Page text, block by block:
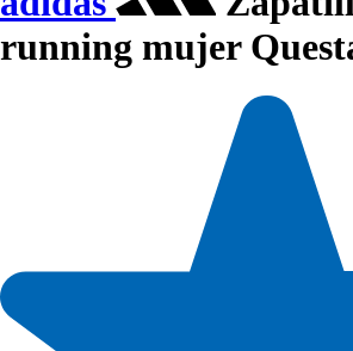
running mujer